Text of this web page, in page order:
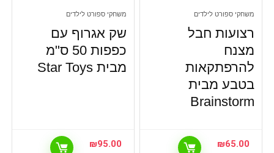
משחקי ספורט לילדים
רצועות חבל
מצנח
להרפתקאות
בטבע מבית
Brainstorm
₪65.00
משחקי ספורט לילדים
שק אגרוף עם
כפפות 50 ס"מ
מבית Star Toys
₪95.00